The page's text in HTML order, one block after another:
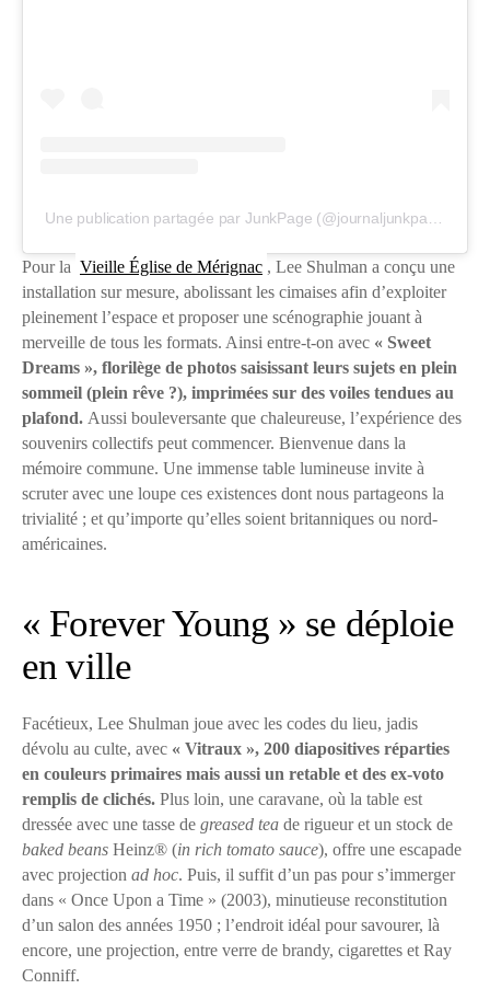
Pour la Vieille Église de Mérignac , Lee Shulman a conçu une
installation sur mesure, abolissant les cimaises afin d’exploiter
pleinement l’espace et proposer une scénographie jouant à
merveille de tous les formats. Ainsi entre-t-on avec « Sweet
Dreams », florilège de photos saisissant leurs sujets en plein
sommeil (plein rêve ?), imprimées sur des voiles tendues au
plafond. Aussi bouleversante que chaleureuse, l’expérience des
souvenirs collectifs peut commencer. Bienvenue dans la
mémoire commune. Une immense table lumineuse invite à
scruter avec une loupe ces existences dont nous partageons la
trivialité ; et qu’importe qu’elles soient britanniques ou nord-
américaines.
« Forever Young » se déploie
en ville
Facétieux, Lee Shulman joue avec les codes du lieu, jadis
dévolu au culte, avec « Vitraux », 200 diapositives réparties
en couleurs primaires mais aussi un retable et des ex-voto
remplis de clichés. Plus loin, une caravane, où la table est
dressée avec une tasse de greased tea de rigueur et un stock de
baked beans Heinz® (in rich tomato sauce), offre une escapade
avec projection ad hoc. Puis, il suffit d’un pas pour s’immerger
dans « Once Upon a Time » (2003), minutieuse reconstitution
d’un salon des années 1950 ; l’endroit idéal pour savourer, là
encore, une projection, entre verre de brandy, cigarettes et Ray
Conniff.